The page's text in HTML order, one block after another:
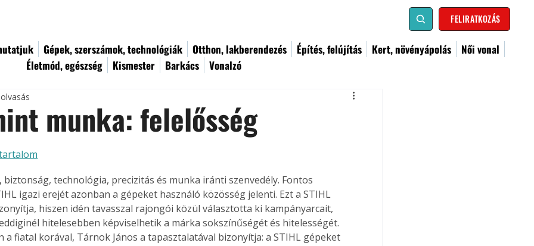
FELIRATKOZÁS
Gépek, szerszámok, technológiák Otthon, lakberendezés Építés, felújítás Kert, növényápolás
Női vonal
Életmód, egészség
Kismester Barkács Vonalzó
munka: felelősség
biztonság, technológia, precizitás és munka iránti szenvedély. Fontos
igazi erejét azonban a gépeket használó közösség jelenti. Ezt a STIHL
hiszen idén tavasszal rajongói közül választotta ki kampányarcait,
hitelesebben képviselhetik a márka sokszínűségét és hitelességét.
a fiatal korával, Tárnok János a tapasztalatával bizonyítja: a STIHL gépeket